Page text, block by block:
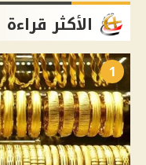
الأكثر قراءة
1